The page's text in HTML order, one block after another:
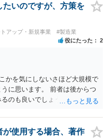
を支払うことを約してレビュ
それはレビュー内容について
者による表示（広告）」と判
あくまで、自身の嗜好に基づ
規制にひっかかる可能性があ
用ガイドラインであるhttps://
fair_labeling/guideline/ass
の５頁（イ）、２（１）参
たいのですが、方策を
アップ・新規事業 #製造業
役にたった 2
かを気にしないさほど大規模で
に思います。 前者は後からつ
のも良いでしょう。
使用する場合、著作